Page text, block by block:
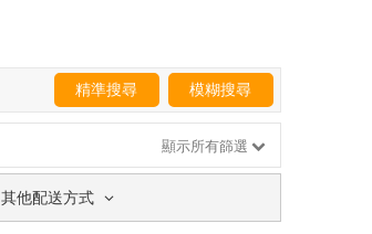
精準搜尋 模糊搜尋
顯示所有篩選
其他配送方式